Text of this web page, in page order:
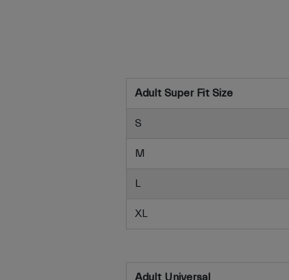
Adult Super Fit Size
S
M
L
XL
Adult Universal